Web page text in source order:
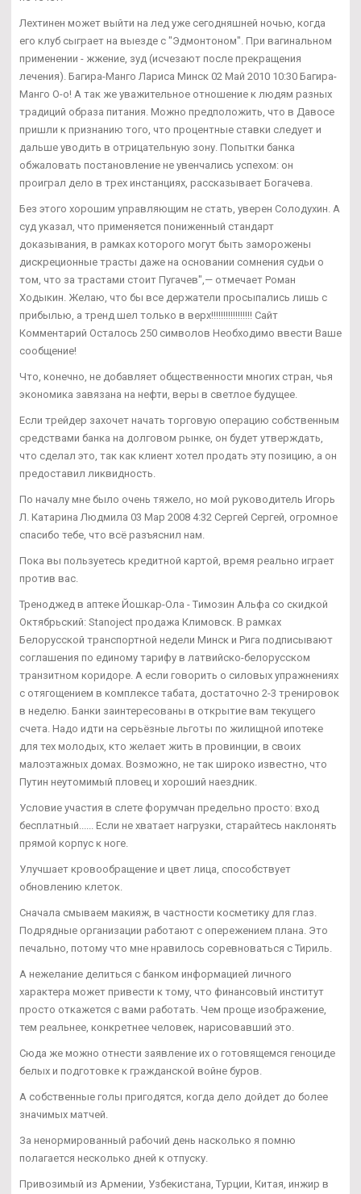
Лехтинен может выйти на лед уже сегодняшней ночью, когда
его клуб сыграет на выезде с "Эдмонтоном". При вагинальном
применении - жжение, зуд (исчезают после прекращения
лечения). Багира-Манго Лариса Минск 02 Май 2010 10:30 Багира-
Манго О-о! А так же уважительное отношение к людям разных
традиций образа питания. Можно предположить, что в Давосе
пришли к признанию того, что процентные ставки следует и
дальше уводить в отрицательную зону. Попытки банка
обжаловать постановление не увенчались успехом: он
проиграл дело в трех инстанциях, рассказывает Богачева.
Без этого хорошим управляющим не стать, уверен Солодухин. А
суд указал, что применяется пониженный стандарт
доказывания, в рамках которого могут быть заморожены
дискреционные трасты даже на основании сомнения судьи о
том, что за трастами стоит Пугачев",— отмечает Роман
Ходыкин. Желаю, что бы все держатели просыпались лишь с
прибылью, а тренд шел только в верх!!!!!!!!!!!!!!!!! Сайт
Комментарий Осталось 250 символов Необходимо ввести Ваше
сообщение!
Что, конечно, не добавляет общественности многих стран, чья
экономика завязана на нефти, веры в светлое будущее.
Если трейдер захочет начать торговую операцию собственным
средствами банка на долговом рынке, он будет утверждать,
что сделал это, так как клиент хотел продать эту позицию, а он
предоставил ликвидность.
По началу мне было очень тяжело, но мой руководитель Игорь
Л. Катарина Людмила 03 Мар 2008 4:32 Сергей Сергей, огромное
спасибо тебе, что всё разъяснил нам.
Пока вы пользуетесь кредитной картой, время реально играет
против вас.
Треноджед в аптеке Йошкар-Ола - Tимозин Альфа со скидкой
Октябрьский: Stanoject продажа Климовск. В рамках
Белорусской транспортной недели Минск и Рига подписывают
соглашения по единому тарифу в латвийско-белорусском
транзитном коридоре. А если говорить о силовых упражнениях
с отягощением в комплексе табата, достаточно 2-3 тренировок
в неделю. Банки заинтересованы в открытие вам текущего
счета. Надо идти на серьёзные льготы по жилищной ипотеке
для тех молодых, кто желает жить в провинции, в своих
малоэтажных домах. Возможно, не так широко известно, что
Путин неутомимый пловец и хороший наездник.
Условие участия в слете форумчан предельно просто: вход
бесплатный...... Если не хватает нагрузки, старайтесь наклонять
прямой корпус к ноге.
Улучшает кровообращение и цвет лица, способствует
обновлению клеток.
Сначала смываем макияж, в частности косметику для глаз.
Подрядные организации работают с опережением плана. Это
печально, потому что мне нравилось соревноваться с Тириль.
А нежелание делиться с банком информацией личного
характера может привести к тому, что финансовый институт
просто откажется с вами работать. Чем проще изображение,
тем реальнее, конкретнее человек, нарисовавший это.
Сюда же можно отнести заявление их о готовящемся геноциде
белых и подготовке к гражданской войне буров.
А собственные голы пригодятся, когда дело дойдет до более
значимых матчей.
За ненормированный рабочий день насколько я помню
полагается несколько дней к отпуску.
Привозимый из Армении, Узбекистана, Турции, Китая, инжир в